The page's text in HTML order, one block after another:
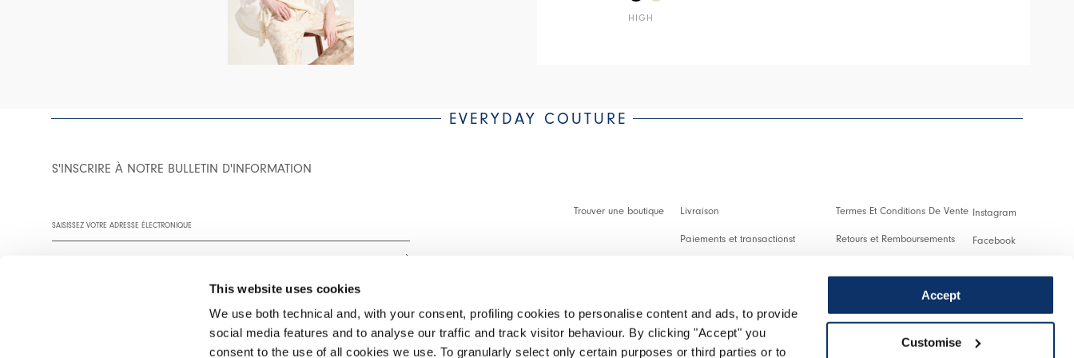
This website uses cookies
We use both technical and, with your consent, profiling cookies to personalise content and ads, to provide
social media features and to analyse our traffic and track visitor behaviour. By clicking "Accept" you
consent to the use of all cookies we use. To granularly select only certain purposes or third parties or to
Accept
Customise
HIGH
EVERYDAY COUTURE
S'INSCRIRE À NOTRE BULLETIN D'INFORMATION
Vous êtes invité à lire notre politique de confidentialité dans son intégralité.
Trouver une boutique Livraison
Paiements et transactionst
Effectuer un retour
Termes Et Conditions De Vente
Retours et Remboursements
Cookies
Instagram
Facebook
Twitter
Spotify